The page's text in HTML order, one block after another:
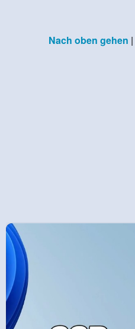
Nach oben gehen |